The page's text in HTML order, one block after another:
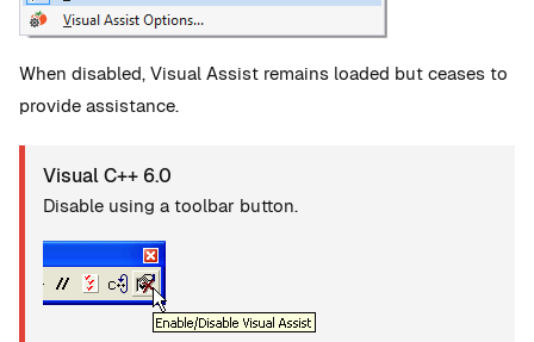
When disabled, Visual Assist remains loaded but ceases to
provide assistance.
Visual C++ 6.0
Disable using a toolbar button.